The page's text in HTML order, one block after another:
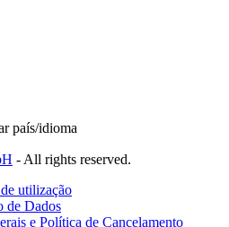
país/idioma
- All rights reserved.
utilização
de Dados
e Política de Cancelamento